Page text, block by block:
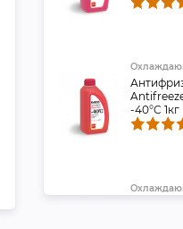
-40°C 1кг